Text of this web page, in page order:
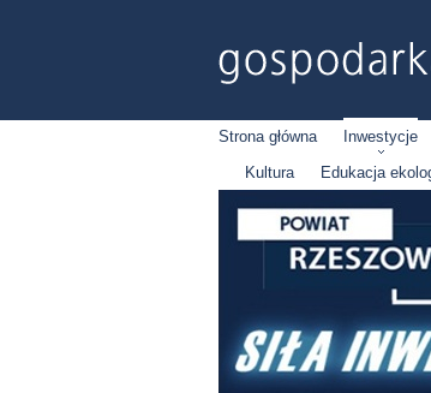
Strona główna Inwestycje
Kultura
Edukacja